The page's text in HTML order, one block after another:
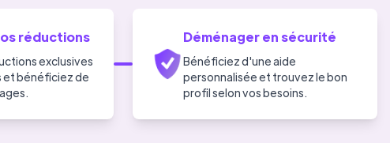
réductions
exclusives
et bénéficiez de
Déménager en sécurité
Bénéficiez d'une aide
personnalisée et trouvez le bon
profil selon vos besoins.